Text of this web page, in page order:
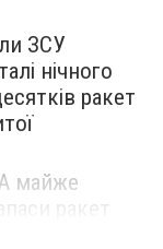
ЗСУ
нічного
ракет
майже